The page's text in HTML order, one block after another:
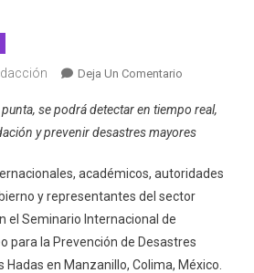
Deja Un ComentarioEn
Presentan
Manzanillo
Proyecto
se podrá detectar en tiempo real,
y prevenir desastres mayores
académicos, autoridades
y representantes del sector
el Seminario Internacional de
para la Prevención de Desastres
Hadas en Manzanillo, Colima, México.